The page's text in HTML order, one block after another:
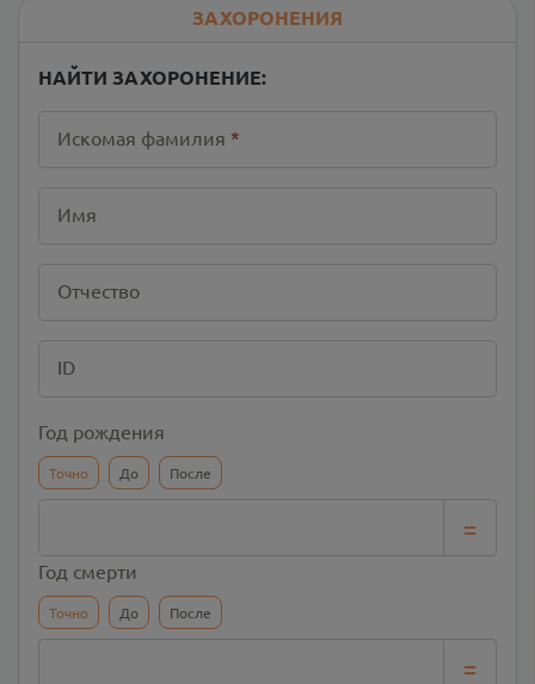
ЗАХОРОНЕНИЯ
НАЙТИ ЗАХОРОНЕНИЕ:
Искомая фамилия *
Имя
Отчество
ID
Год рождения
Точно До После
=
Год смерти
Точно До После
=